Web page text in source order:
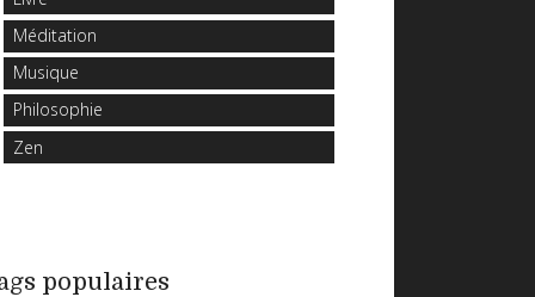
Méditation
Musique
Philosophie
Zen
populaires